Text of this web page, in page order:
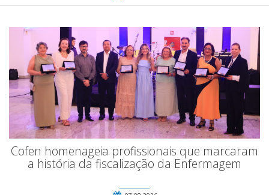
Cofen homenageia profissionais que marcaram
a história da fiscalização da Enfermagem